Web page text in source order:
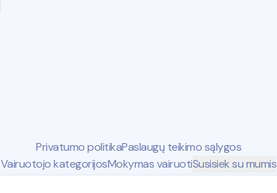
Privatumo politikaPaslaugų teikimo sąlygos
Vairuotojo kategorijosMokymas vairuotiSusisiek su mumis